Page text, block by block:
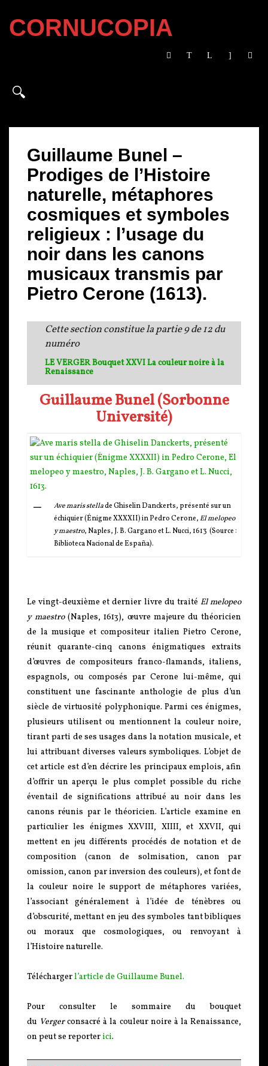
CORNUCOPIA
Guillaume Bunel –
Prodiges de l’Histoire
naturelle, métaphores
cosmiques et symboles
religieux : l’usage du
noir dans les canons
musicaux transmis par
Pietro Cerone (1613).
Cette section constitue la partie 9 de 12 du
numéro
LE VERGER Bouquet XXVI La couleur noire à la
Renaissance
Guillaume Bunel (Sorbonne
Université)
Ave maris stellade Ghiselin Danckerts, présenté sur un
échiquier (Énigme XXXXII) in Pedro Cerone,El melopeo
y maestro, Naples, J. B. Gargano et L. Nucci, 1613 (Source :
Biblioteca Nacional de España).
Le vingt-deuxième et dernier livre du traité El melopeo
y maestro(Naples, 1613), œuvre majeure du théoricien
de la musique et compositeur italien Pietro Cerone,
réunit quarante-cinq canons énigmatiques extraits
d’œuvres de compositeurs franco-flamands, italiens,
espagnols, ou composés par Cerone lui-même, qui
constituent une fascinante anthologie de plus d’un
siècle de virtuosité polyphonique. Parmi ces énigmes,
plusieurs utilisent ou mentionnent la couleur noire,
tirant parti de ses usages dans la notation musicale, et
lui attribuant diverses valeurs symboliques. L’objet de
cet article est d’en décrire les principaux emplois, afin
d’offrir un aperçu le plus complet possible du riche
éventail de significations attribué au noir dans les
canons réunis par le théoricien. L’article examine en
particulier les énigmes XXVIII, XIIII, et XXVII, qui
mettent en jeu différents procédés de notation et de
composition (canon de solmisation, canon par
omission, canon par inversion des couleurs), et font de
la couleur noire le support de métaphores variées,
l’associant généralement à l’idée de ténèbres ou
d’obscurité, mettant en jeu des symboles tant bibliques
ou moraux que cosmologiques, ou renvoyant à
l’Histoire naturelle.
Téléchargerl’article de Guillaume Bunel.
Pour consulter le sommaire du bouquet
du Vergerconsacré à la couleur noire à la Renaissance,
on peut se reporter ici.